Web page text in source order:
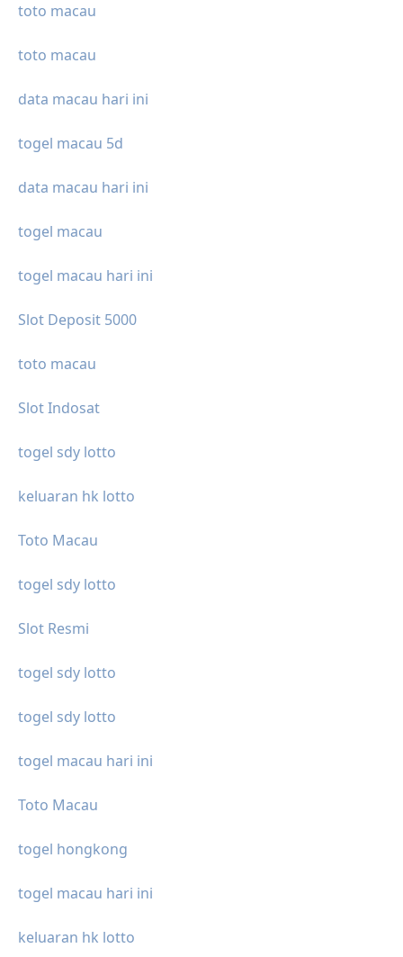
toto macau
toto macau
data macau hari ini
togel macau 5d
data macau hari ini
togel macau
togel macau hari ini
Slot Deposit 5000
toto macau
Slot Indosat
togel sdy lotto
keluaran hk lotto
Toto Macau
togel sdy lotto
Slot Resmi
togel sdy lotto
togel sdy lotto
togel macau hari ini
Toto Macau
togel hongkong
togel macau hari ini
keluaran hk lotto